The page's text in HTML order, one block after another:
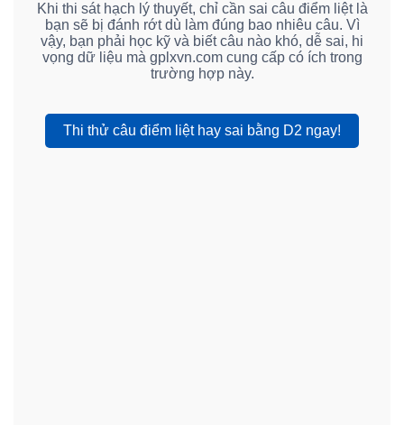
Khi thi sát hạch lý thuyết, chỉ cần sai câu điểm liệt là
bạn sẽ bị đánh rớt dù làm đúng bao nhiêu câu. Vì
vậy, bạn phải học kỹ và biết câu nào khó, dễ sai, hi
vọng dữ liệu mà gplxvn.com cung cấp có ích trong
trường hợp này.
Thi thử câu điểm liệt hay sai bằng D2 ngay!